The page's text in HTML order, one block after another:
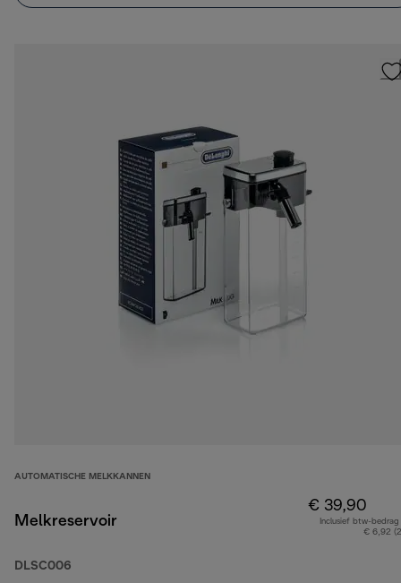
AUTOMATISCHE MELKKANNEN
Melkreservoir
DLSC006
€ 39,90
Inclusief btw-bedrag
€ 6,92